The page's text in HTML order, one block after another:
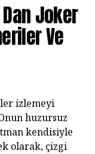
Joker
Ve
izlemeyi
huzursuz
kendisiyle
olarak, çizgi